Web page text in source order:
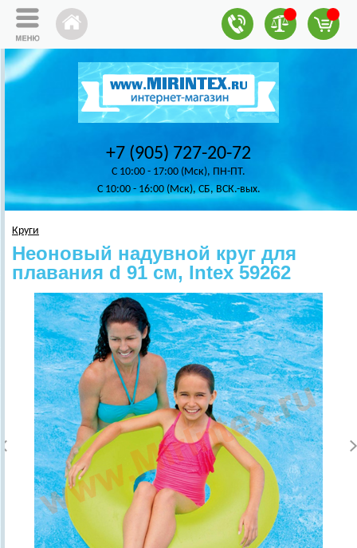
+7 (905) 727-20-72
C 10:00 - 17:00 (Мск), ПН-ПТ.
C 10:00 - 16:00 (Мск), СБ, ВСК.-вых.
Круги
Неоновый надувной круг для
плавания d 91 см, Intex 59262